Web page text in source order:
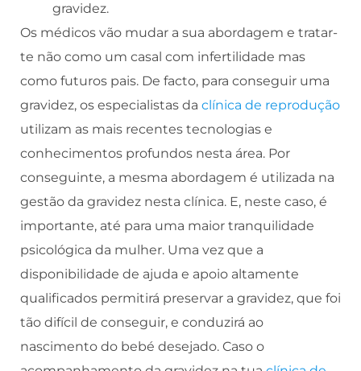
gravidez.
Os médicos vão mudar a sua abordagem e tratar-
te não como um casal com infertilidade mas
como futuros pais. De facto, para conseguir uma
gravidez, os especialistas da clínica de reprodução
utilizam as mais recentes tecnologias e
conhecimentos profundos nesta área. Por
conseguinte, a mesma abordagem é utilizada na
gestão da gravidez nesta clínica. E, neste caso, é
importante, até para uma maior tranquilidade
psicológica da mulher. Uma vez que a
disponibilidade de ajuda e apoio altamente
qualificados permitirá preservar a gravidez, que foi
tão difícil de conseguir, e conduzirá ao
nascimento do bebé desejado. Caso o